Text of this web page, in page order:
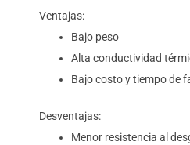
Ventajas:
Bajo peso
Alta conductividad
Bajo costo y tiempo de
Desventajas:
Menor resistencia al